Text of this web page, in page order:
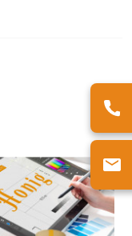
Etiketten im
Wunschformat